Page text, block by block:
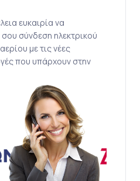
ευκαιρία να
σου σύνδεση ηλεκτρικού
με τις νέες
που υπάρχουν στην